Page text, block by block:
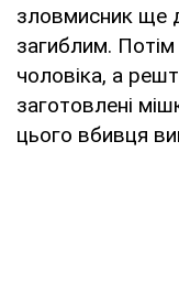
зловмисник ще
загиблим. Потім
чоловіка, а
заготовлені
цього вбивця